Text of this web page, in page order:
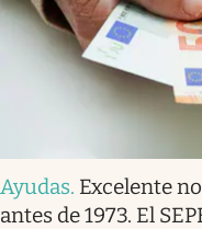
Ayudas. Excelente
antes de 1973. El